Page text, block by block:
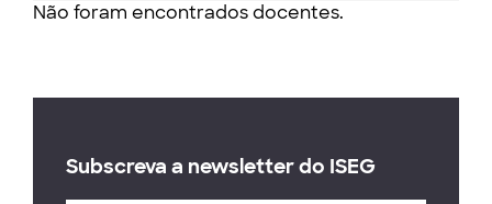
Não foram encontrados docentes.
Subscreva a newsletter do ISEG